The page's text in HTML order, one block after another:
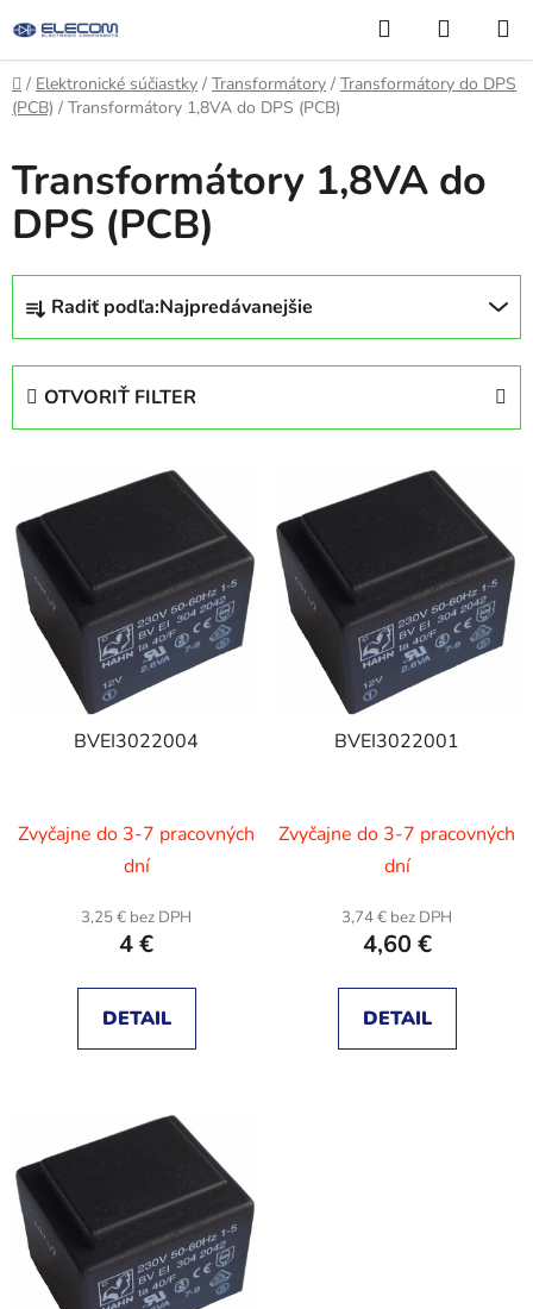
na
obsah
Hľadať
KOŠÍK
Domov
/ Elektronické súčiastky / Transformátory / Transformátory do DPS
(PCB) / Transformátory 1,8VA do DPS (PCB)
Transformátory 1,8VA do
DPS (PCB)
R
d
r
o
d
Radiť podľa:Najpredávanejšie
OTVORIŤ FILTER
p
s
o
BVEI3022004
Zvyčajne do 3-7 pracovných
dní
3,25 € bez DPH
4 €
DETAIL
BVEI3022001
Zvyčajne do 3-7 pracovných
dní
3,74 € bez DPH
4,60 €
DETAIL